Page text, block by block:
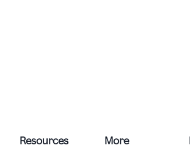
Resources
More